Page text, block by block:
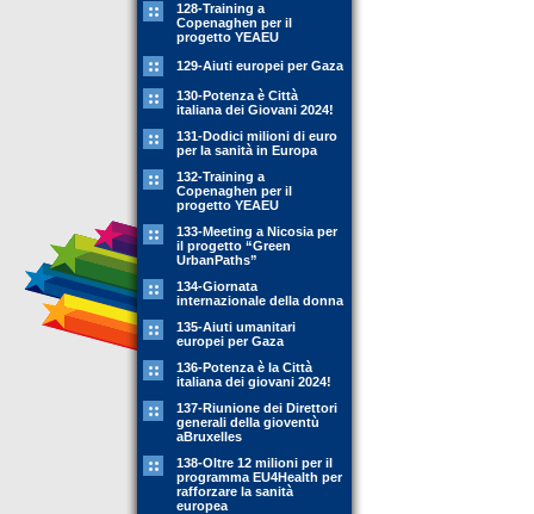
128-Training a
Copenaghen per il
progetto YEAEU
129-Aiuti europei per Gaza
130-Potenza è Città
italiana dei Giovani 2024!
131-Dodici milioni di euro
per la sanità in Europa
132-Training a
Copenaghen per il
progetto YEAEU
133-Meeting a Nicosia per
il progetto “Green
UrbanPaths”
134-Giornata
internazionale della donna
135-Aiuti umanitari
europei per Gaza
136-Potenza è la Città
italiana dei giovani 2024!
137-Riunione dei Direttori
generali della gioventù
aBruxelles
138-Oltre 12 milioni per il
programma EU4Health per
rafforzare la sanità
europea